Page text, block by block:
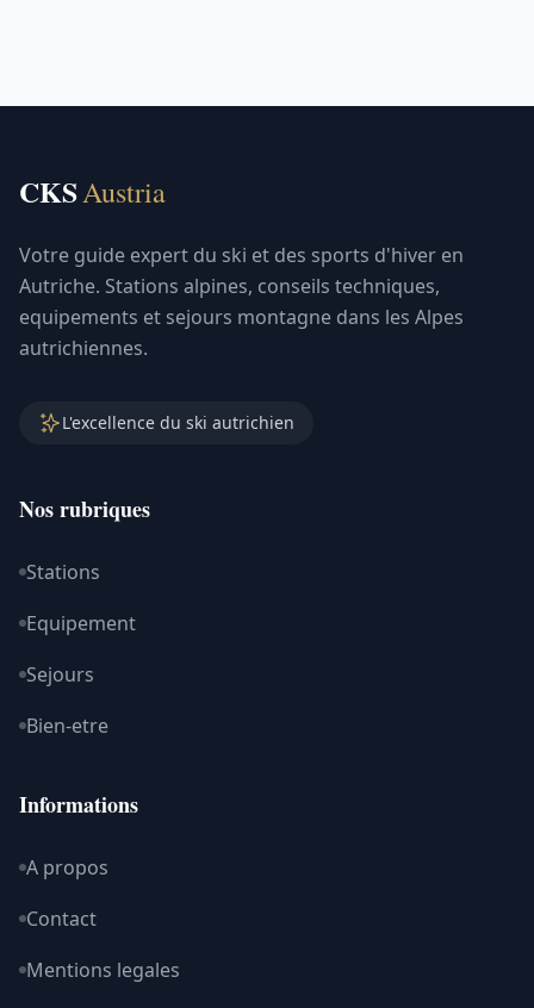
CKSAustria
Votre guide expert du ski et des sports d'hiver en
Autriche. Stations alpines, conseils techniques,
equipements et sejours montagne dans les Alpes
autrichiennes.
L'excellence du ski autrichien
Nos rubriques
Stations
Equipement
Sejours
Bien-etre
Informations
A propos
Contact
Mentions legales